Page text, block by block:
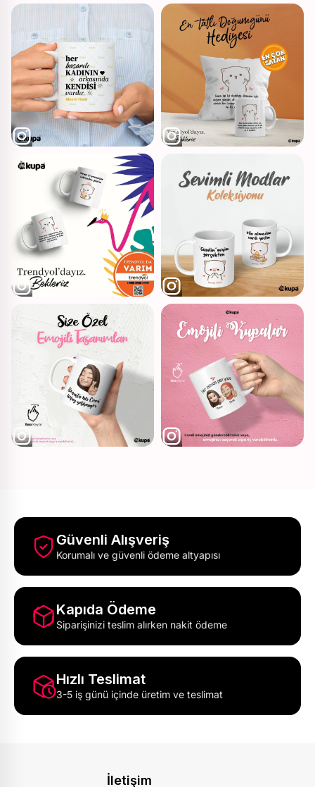
Güvenli Alışveriş
Korumalı ve güvenli ödeme altyapısı
Kapıda Ödeme
Siparişinizi teslim alırken nakit ödeme
Hızlı Teslimat
3-5 iş günü içinde üretim ve teslimat
İletişim